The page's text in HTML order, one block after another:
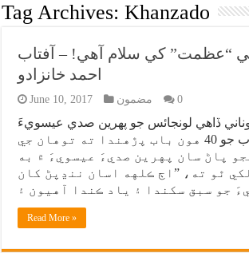
Tag Archives:Khanzado
“عظمت” کي سلام آهي! – آفتاب
احمد خانزادو
June 10, 2017 مضمون 0
ڏاهي لونجائس جو پهرين صدي عيسويءَ
۾ لکيل ڪتاب جو 40 هون باب پڙهندا ته توهان جي
پاڻ سان پهرين صديءَ عيسويءَ ۾ به
ٿو ته، ”اڄ ڪلهه اسان ننڍپڻ کان
Read More »